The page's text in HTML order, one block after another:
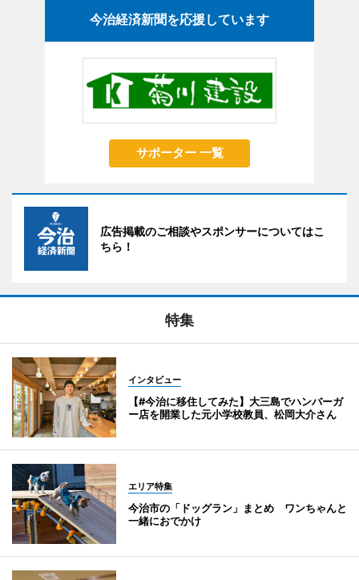
今治経済新聞を応援しています
サポーター 一覧
広告掲載のご相談やスポンサーについてはこ
ちら！
特集
インタビュー
【#今治に移住してみた】大三島でハンバーガ
ー店を開業した元小学校教員、松岡大介さん
エリア特集
今治市の「ドッグラン」まとめ ワンちゃんと
一緒におでかけ